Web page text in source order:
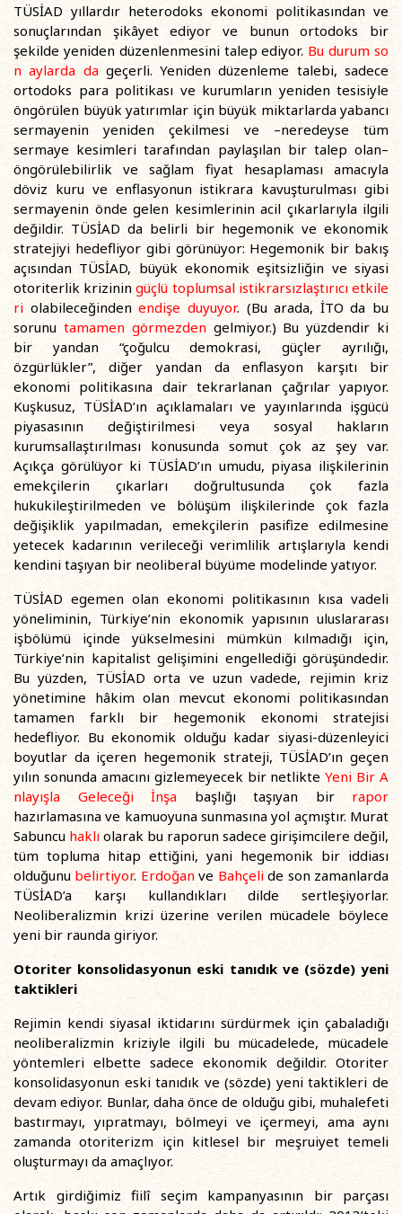
TÜSİAD yıllardır heterodoks ekonomi politikasından ve
sonuçlarından şikâyet ediyor ve bunun ortodoks bir
şekilde yeniden düzenlenmesini talep ediyor. Bu durumso
n aylarda dageçerli. Yeniden düzenleme talebi, sadece
ortodoks para politikası ve kurumların yeniden tesisiyle
öngörülen büyük yatırımlar için büyük miktarlarda yabancı
sermayenin yeniden çekilmesi ve –neredeyse tüm
sermaye kesimleri tarafından paylaşılan bir talep olan–
öngörülebilirlik ve sağlam fiyat hesaplaması amacıyla
döviz kuru ve enflasyonun istikrara kavuşturulması gibi
sermayenin önde gelen kesimlerinin acil çıkarlarıyla ilgili
değildir. TÜSİAD da belirli bir hegemonik ve ekonomik
stratejiyi hedefliyor gibi görünüyor: Hegemonik bir bakış
açısından TÜSİAD, büyük ekonomik eşitsizliğin ve siyasi
otoriterlik kriziningüçlü toplumsal istikrarsızlaştırıcı etkile
ri olabileceğindenendişe duyuyor. (Bu arada, İTO da bu
sorunu tamamen görmezdengelmiyor.) Bu yüzdendir ki
bir yandan “çoğulcu demokrasi, güçler ayrılığı,
özgürlükler”, diğer yandan da enflasyon karşıtı bir
ekonomi politikasına dair tekrarlanan çağrılar yapıyor.
Kuşkusuz, TÜSİAD’ın açıklamaları ve yayınlarında işgücü
piyasasının değiştirilmesi veya sosyal hakların
kurumsallaştırılması konusunda somut çok az şey var.
Açıkça görülüyor ki TÜSİAD’ın umudu, piyasa ilişkilerinin
emekçilerin çıkarları doğrultusunda çok fazla
hukukileştirilmeden ve bölüşüm ilişkilerinde çok fazla
değişiklik yapılmadan, emekçilerin pasifize edilmesine
yetecek kadarının verileceği verimlilik artışlarıyla kendi
kendini taşıyan bir neoliberal büyüme modelinde yatıyor.
TÜSİAD egemen olan ekonomi politikasının kısa vadeli
yöneliminin, Türkiye’nin ekonomik yapısının uluslararası
işbölümü içinde yükselmesini mümkün kılmadığı için,
Türkiye’nin kapitalist gelişimini engellediği görüşündedir.
Bu yüzden, TÜSİAD orta ve uzun vadede, rejimin kriz
yönetimine hâkim olan mevcut ekonomi politikasından
tamamen farklı bir hegemonik ekonomi stratejisi
hedefliyor. Bu ekonomik olduğu kadar siyasi-düzenleyici
boyutlar da içeren hegemonik strateji, TÜSİAD’ın geçen
yılın sonunda amacını gizlemeyecek bir netlikteYeni Bir A
nlayışla Geleceği İnşa başlığı taşıyan bir rapor
hazırlamasına ve kamuoyuna sunmasına yol açmıştır. Murat
Sabuncu haklı olarak bu raporun sadece girişimcilere değil,
tüm topluma hitap ettiğini, yani hegemonik bir iddiası
olduğunu belirtiyor. Erdoğan ve Bahçelide son zamanlarda
TÜSİAD’a karşı kullandıkları dilde sertleşiyorlar.
Neoliberalizmin krizi üzerine verilen mücadele böylece
yeni bir raunda giriyor.
Otoriter konsolidasyonun eski tanıdık ve (sözde) yeni
taktikleri
Rejimin kendi siyasal iktidarını sürdürmek için çabaladığı
neoliberalizmin kriziyle ilgili bu mücadelede, mücadele
yöntemleri elbette sadece ekonomik değildir. Otoriter
konsolidasyonun eski tanıdık ve (sözde) yeni taktikleri de
devam ediyor. Bunlar, daha önce de olduğu gibi, muhalefeti
bastırmayı, yıpratmayı, bölmeyi ve içermeyi, ama aynı
zamanda otoriterizm için kitlesel bir meşruiyet temeli
oluşturmayı da amaçlıyor.
Artık girdiğimiz fiilî seçim kampanyasının bir parçası